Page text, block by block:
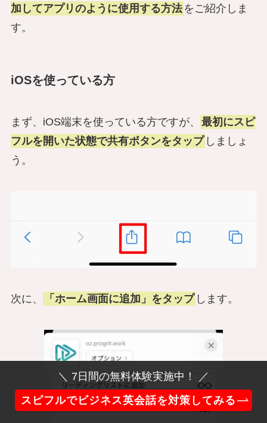
加してアプリのように使用する方法 をご紹介しま
す。
iOSを使っている方
まず、iOS端末を使っている方ですが、
最初にスピ
フルを開いた状態で共有ボタンをタップしましょ
う。
次に、 「ホーム画面に追加」をタップします。
＼ 7日間の無料体験実施中！ ／
スピフルでビジネス英会話を対策してみる